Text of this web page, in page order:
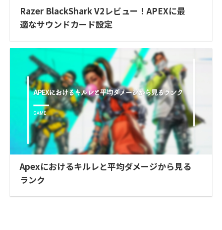
Razer BlackShark V2レビュー！APEXに最
適なサウンドカード設定
Apexにおけるキルレと平均ダメージから見る
ランク